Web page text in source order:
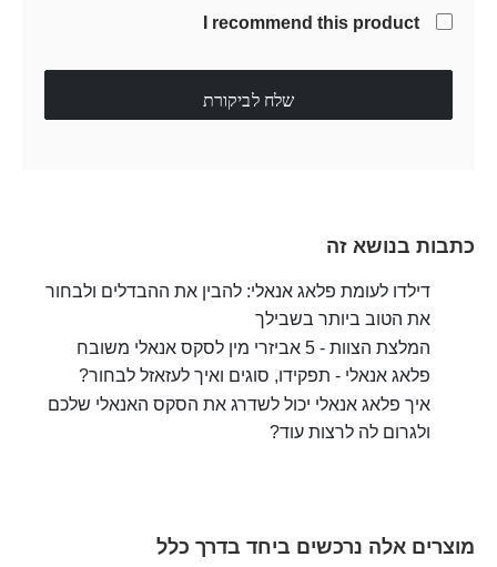
I recommend this product
שלח לביקורת
כתבות בנושא זה
דילדו לעומת פלאג אנאלי: להבין את ההבדלים ולבחור
את הטוב ביותר בשבילך
המלצת הצוות - 5 אביזרי מין לסקס אנאלי משובח
פלאג אנאלי - תפקידו, סוגים ואיך לעזאזל לבחור?
איך פלאג אנאלי יכול לשדרג את הסקס האנאלי שלכם
ולגרום לה לרצות עוד?
מוצרים אלה נרכשים ביחד בדרך כלל